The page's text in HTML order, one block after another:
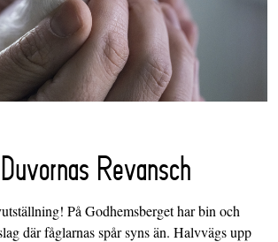
Revansch
På Godhemsberget har bin och
där fåglarnas spår syns än. Halvvägs upp